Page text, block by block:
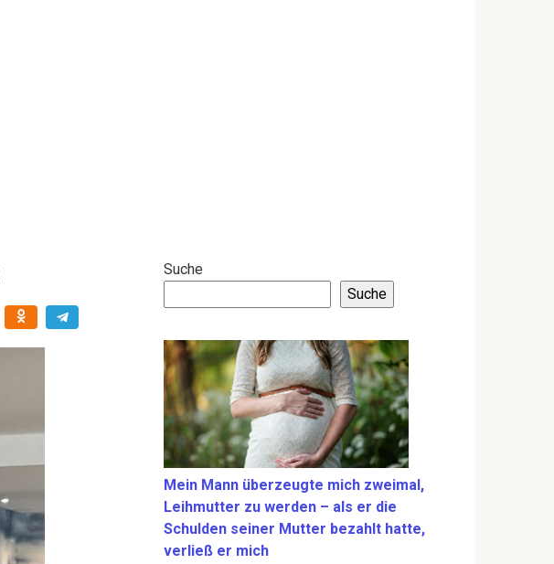
Suche
Suche
Mein Mann überzeugte mich zweimal,
Leihmutter zu werden – als er die
Schulden seiner Mutter bezahlt hatte,
verließ er mich